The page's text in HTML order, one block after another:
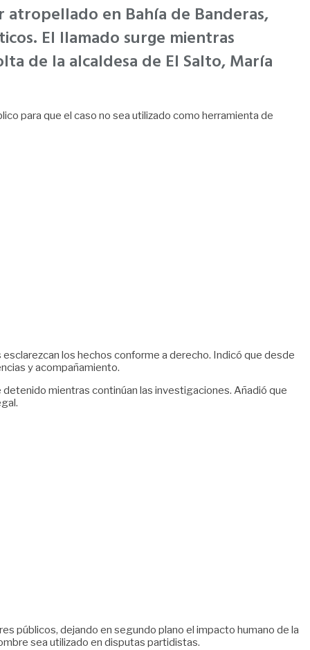
en Bahía de Banderas,
El llamado surge mientras
de la alcaldesa de El Salto, María
para que el caso no sea utilizado como herramienta de
los hechos conforme a derecho. Indicó que desde
y acompañamiento.
mientras continúan las investigaciones. Añadió que
públicos, dejando en segundo plano el impacto humano de la
sea utilizado en disputas partidistas.